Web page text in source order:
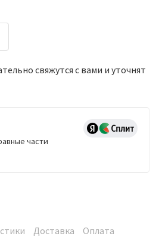
свяжутся с вами и уточнят
части
Доставка Оплата